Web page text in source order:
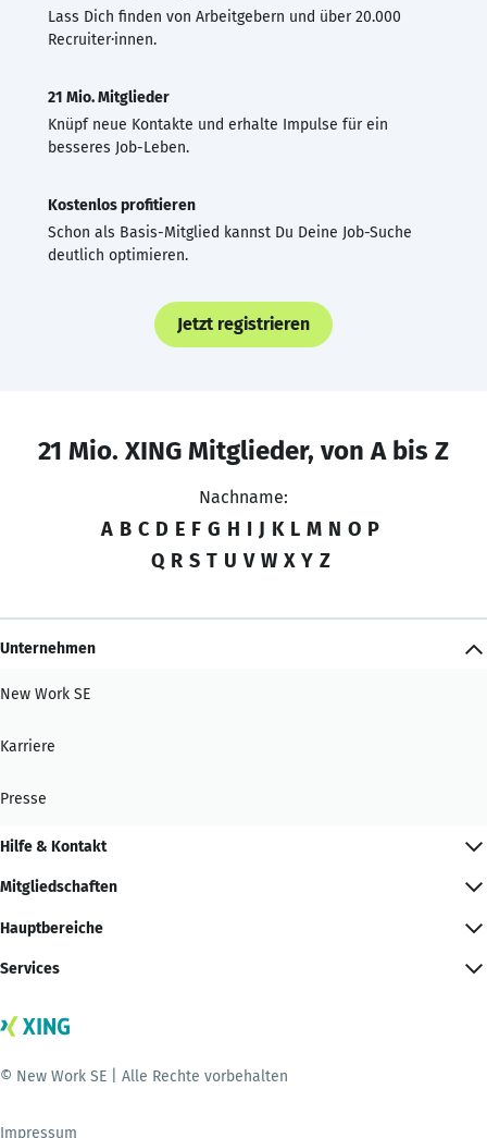
Lass Dich finden von Arbeitgebern und über 20.000
Recruiter·innen.
21 Mio. Mitglieder
Knüpf neue Kontakte und erhalte Impulse für ein
besseres Job-Leben.
Kostenlos profitieren
Schon als Basis-Mitglied kannst Du Deine Job-Suche
deutlich optimieren.
Jetzt registrieren
21 Mio. XING Mitglieder, von A bis Z
Nachname:
A B C D E F G H I J K L M N O P
Q R S T U V W X Y Z
Unternehmen
New Work SE
Karriere
Presse
Hilfe & Kontakt
Mitgliedschaften
Hauptbereiche
Services
© New Work SE | Alle Rechte vorbehalten
Impressum